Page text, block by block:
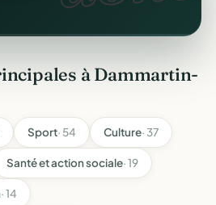
à Dammartin-
Sport· 54 Culture· 37
Santé et action sociale· 19
· 14